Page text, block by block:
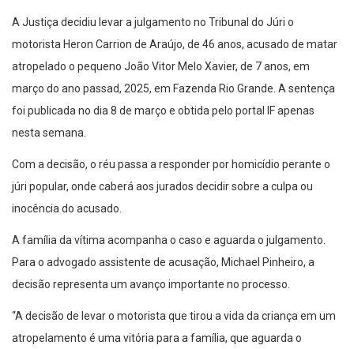
A Justiça decidiu levar a julgamento no Tribunal do Júri o
motorista Heron Carrion de Araújo, de 46 anos, acusado de matar
atropelado o pequeno João Vitor Melo Xavier, de 7 anos, em
março do ano passad, 2025, em Fazenda Rio Grande. A sentença
foi publicada no dia 8 de março e obtida pelo portal IF apenas
nesta semana.
Com a decisão, o réu passa a responder por homicídio perante o
júri popular, onde caberá aos jurados decidir sobre a culpa ou
inocência do acusado.
A família da vítima acompanha o caso e aguarda o julgamento.
Para o advogado assistente de acusação, Michael Pinheiro, a
decisão representa um avanço importante no processo.
“A decisão de levar o motorista que tirou a vida da criança em um
atropelamento é uma vitória para a família, que aguarda o